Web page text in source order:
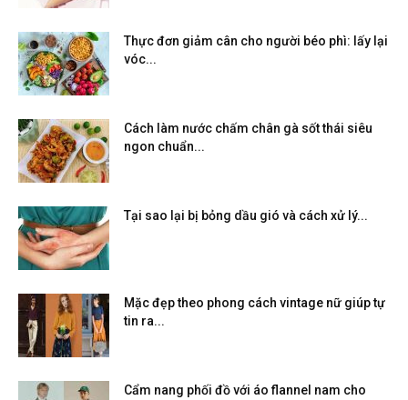
Thực đơn giảm cân cho người béo phì: lấy lại
vóc...
Cách làm nước chấm chân gà sốt thái siêu
ngon chuẩn...
Tại sao lại bị bỏng dầu gió và cách xử lý...
Mặc đẹp theo phong cách vintage nữ giúp tự
tin ra...
Cẩm nang phối đồ với áo flannel nam cho